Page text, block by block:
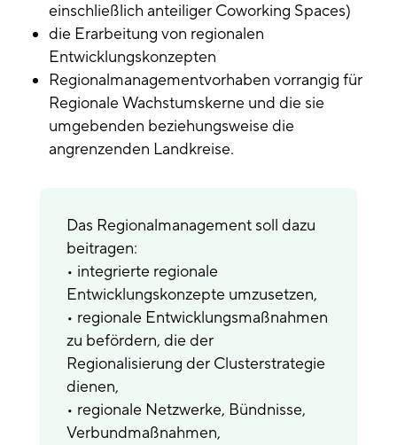
einschließlich anteiliger Coworking Spaces)
die Erarbeitung von regionalen
Entwicklungskonzepten
Regionalmanagementvorhaben vorrangig für
Regionale Wachstumskerne und die sie
umgebenden beziehungsweise die
angrenzenden Landkreise.
Das Regionalmanagement soll dazu
beitragen:
• integrierte regionale
Entwicklungskonzepte umzusetzen,
• regionale Entwicklungsmaßnahmen
zu befördern, die der
Regionalisierung der Clusterstrategie
dienen,
• regionale Netzwerke, Bündnisse,
Verbundmaßnahmen,